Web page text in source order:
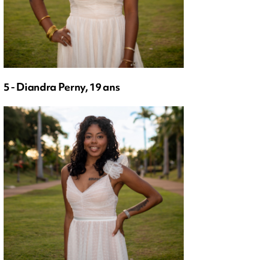
5 - Diandra Perny, 19 ans